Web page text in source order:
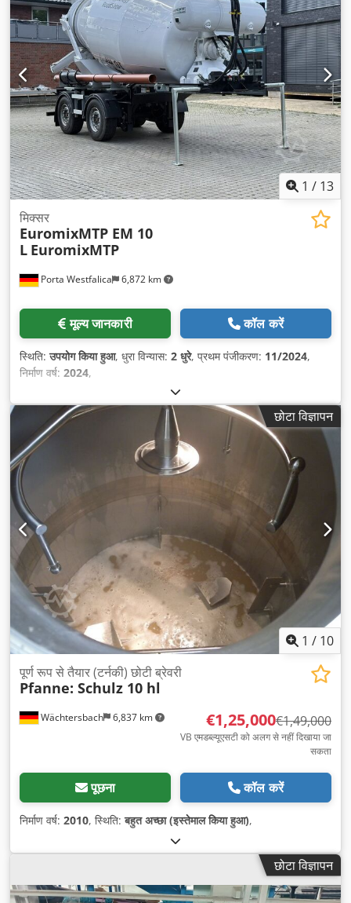
1 / 13
Porta Westfalica 6,872 km
मिक्सर
EuromixMTP EM 10
L EuromixMTP
मूल्य जानकारी कॉल करें
स्थिति:उपयोग किया हुआ, धुरा विन्यास: 2 धुरे, प्रथम पंजीकरण: 11/2024,
निर्माण वर्ष: 2024,
छोटा विज्ञापन
1 / 10
Wächtersbach 6,837 km
पूर्ण रूप से तैयार (टर्नकी) छोटी ब्रेवरी
Pfanne: Schulz 10 hl
€1,25,000€1,49,000
VB एमडब्ल्यूएसटी को अलग से नहीं दिखाया जा
सकता
पूछना कॉल करें
निर्माण वर्ष: 2010, स्थिति:बहुत अच्छा (इस्तेमाल किया हुआ),
छोटा विज्ञापन